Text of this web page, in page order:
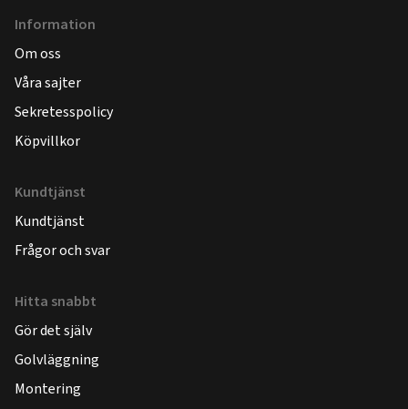
Information
Om oss
Våra sajter
Sekretesspolicy
Köpvillkor
Kundtjänst
Kundtjänst
Frågor och svar
Hitta snabbt
Gör det själv
Golvläggning
Montering